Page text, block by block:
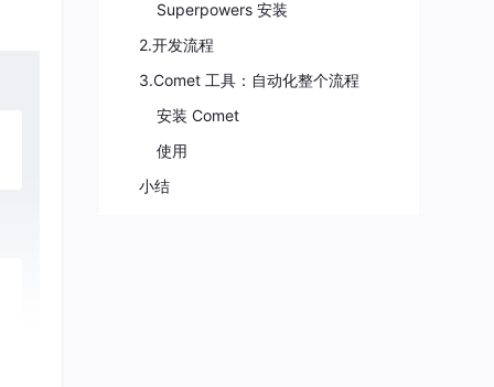
Superpowers 安装
2.开发流程
3.Comet 工具：自动化整个流程
安装 Comet
使用
小结